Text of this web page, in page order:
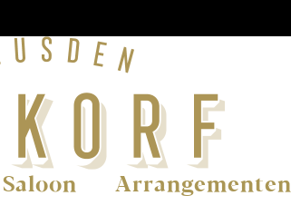
Saloon Arrangementen